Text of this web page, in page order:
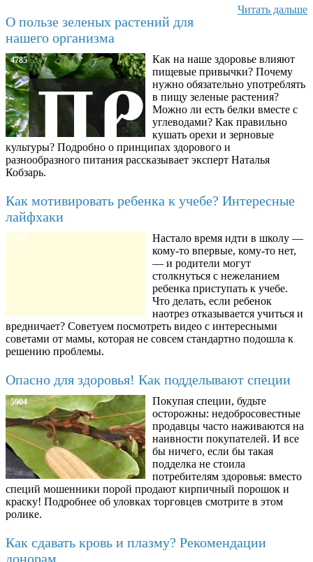
Читать дальше
О пользе зеленых растений для
нашего организма
4785
Как на наше здоровье влияют
пищевые привычки? Почему
нужно обязательно употреблять
в пищу зеленые растения?
Можно ли есть белки вместе с
углеводами? Как правильно
кушать орехи и зерновые
культуры? Подробно о принципах здорового и
разнообразного питания рассказывает эксперт Наталья
Кобзарь.
Как мотивировать ребенка к учебе? Интересные
лайфхаки
8780
Настало время идти в школу —
кому-то впервые, кому-то нет,
— и родители могут
столкнуться с нежеланием
ребенка приступать к учебе.
Что делать, если ребенок
наотрез отказывается учиться и
вредничает? Советуем посмотреть видео с интересными
советами от мамы, которая не совсем стандартно подошла к
решению проблемы.
Опасно для здоровья! Как подделывают специи
5904
Покупая специи, будьте
осторожны: недобросовестные
продавцы часто наживаются на
наивности покупателей. И все
бы ничего, если бы такая
подделка не стоила
потребителям здоровья: вместо
специй мошенники порой продают кирпичный порошок и
краску! Подробнее об уловках торговцев смотрите в этом
ролике.
Как сдавать кровь и плазму? Рекомендации
донорам